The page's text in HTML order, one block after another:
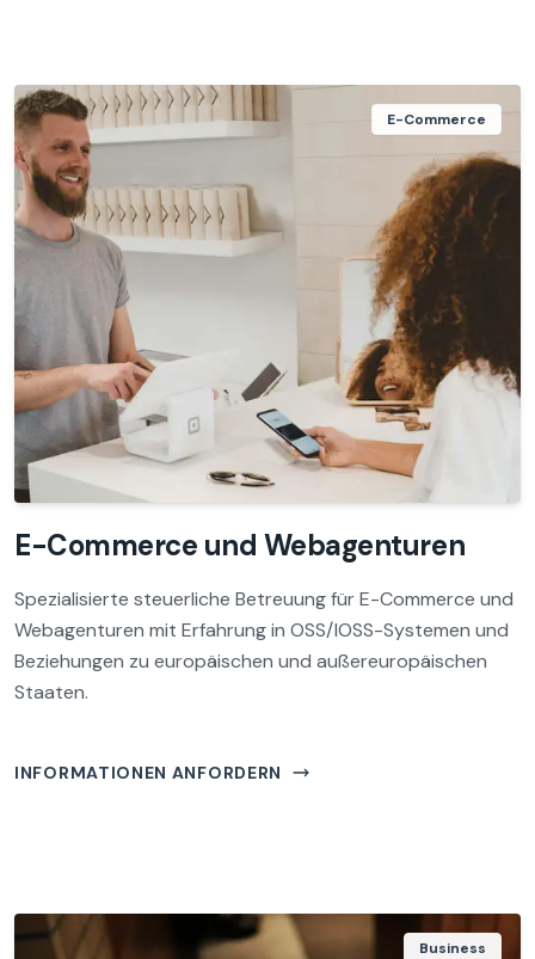
E-Commerce
E-Commerce und Webagenturen
Spezialisierte steuerliche Betreuung für E-Commerce und
Webagenturen mit Erfahrung in OSS/IOSS-Systemen und
Beziehungen zu europäischen und außereuropäischen
Staaten.
INFORMATIONEN ANFORDERN
Business